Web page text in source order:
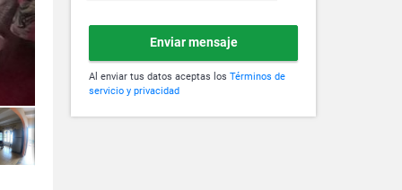
Enviar mensaje
Al enviar tus datos aceptas los Términos de
servicio y privacidad